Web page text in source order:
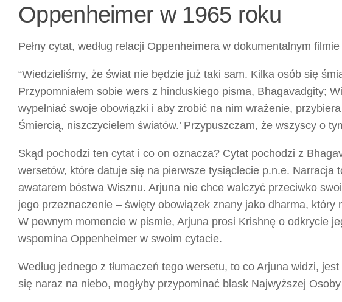
Oppenheimer w 1965 roku
Pełny cytat, według relacji Oppenheimera w dokumentalnym
“Wiedzieliśmy, że świat nie będzie już taki sam. Kilka osób się
Przypomniałem sobie wers z hinduskiego pisma, Bhagavadgity;
wypełniać swoje obowiązki i aby zrobić na nim wrażenie,
Śmiercią, niszczycielem światów.’ Przypuszczam, że wszyscy o
Skąd pochodzi ten cytat i co on oznacza? Cytat pochodzi z
wersetów, które datuje się na pierwsze tysiąclecie p.n.e. Narracja
awatarem bóstwa Wisznu. Arjuna nie chce walczyć przeciwko
jego przeznaczenie – święty obowiązek znany jako dharma, który
W pewnym momencie w pismie, Arjuna prosi Krishnę o odkrycie
wspomina Oppenheimer w swoim cytacie.
Według jednego z tłumaczeń tego wersetu, to co Arjuna widzi,
się naraz na niebo, mogłyby przypominać blask Najwyższej